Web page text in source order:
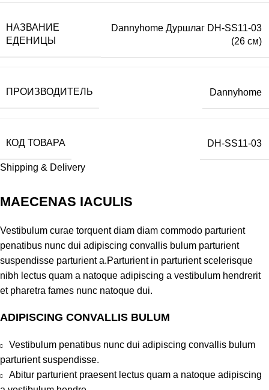
НАЗВАНИЕ
ЕДЕНИЦЫ
Dannyhome Дуршлаг DH-SS11-03
(26 см)
ПРОИЗВОДИТЕЛЬ Dannyhome
КОД ТОВАРА DH-SS11-03
Shipping & Delivery
MAECENAS IACULIS
Vestibulum curae torquent diam diam commodo parturient
penatibus nunc dui adipiscing convallis bulum parturient
suspendisse parturient a.Parturient in parturient scelerisque
nibh lectus quam a natoque adipiscing a vestibulum hendrerit
et pharetra fames nunc natoque dui.
ADIPISCING CONVALLIS BULUM
Vestibulum penatibus nunc dui adipiscing convallis bulum
parturient suspendisse.
Abitur parturient praesent lectus quam a natoque adipiscing